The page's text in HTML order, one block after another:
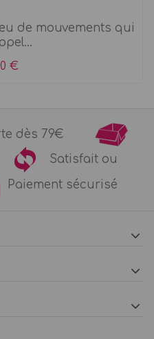
de mouvements qui
€
dès 79€
Satisfait ou
Paiement sécurisé